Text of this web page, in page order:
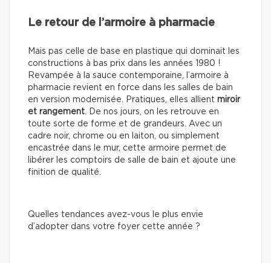
Le retour de l’armoire à pharmacie
Mais pas celle de base en plastique qui dominait les
constructions à bas prix dans les années 1980 !
Revampée à la sauce contemporaine, l’armoire à
pharmacie revient en force dans les salles de bain
en version modernisée. Pratiques, elles allient miroir
et rangement. De nos jours, on les retrouve en
toute sorte de forme et de grandeurs. Avec un
cadre noir, chrome ou en laiton, ou simplement
encastrée dans le mur, cette armoire permet de
libérer les comptoirs de salle de bain et ajoute une
finition de qualité.
Quelles tendances avez-vous le plus envie
d’adopter dans votre foyer cette année ?